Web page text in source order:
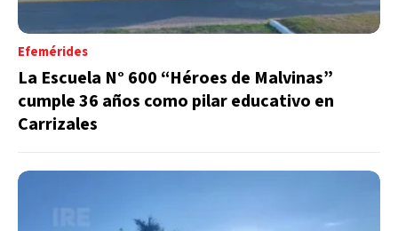
Efemérides
La Escuela N° 600 “Héroes de Malvinas”
cumple 36 años como pilar educativo en
Carrizales